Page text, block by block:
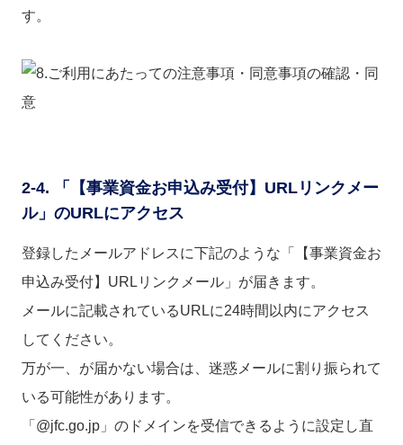
す。
2-4. 「【事業資金お申込み受付】URLリンクメー
ル」のURLにアクセス
登録したメールアドレスに下記のような「【事業資金お
申込み受付】URLリンクメール」が届きます。
メールに記載されているURLに24時間以内にアクセス
してください。
万が一、が届かない場合は、迷惑メールに割り振られて
いる可能性があります。
「@jfc.go.jp」のドメインを受信できるように設定し直